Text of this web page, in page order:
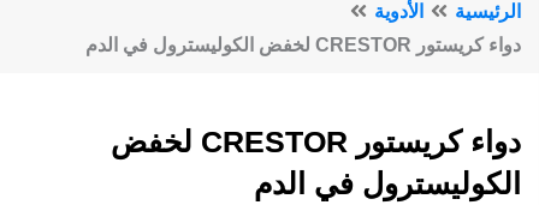
الرئيسية
الأدوية
دواء كريستور CRESTOR لخفض الكوليسترول في الدم
دواء كريستور CRESTOR لخفض
الكوليسترول في الدم